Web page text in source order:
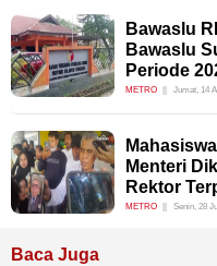
Bawaslu
Bawaslu
Periode
METRO Jumat, 14
Menteri
Rektor
METRO Senin, 28
Baca Juga